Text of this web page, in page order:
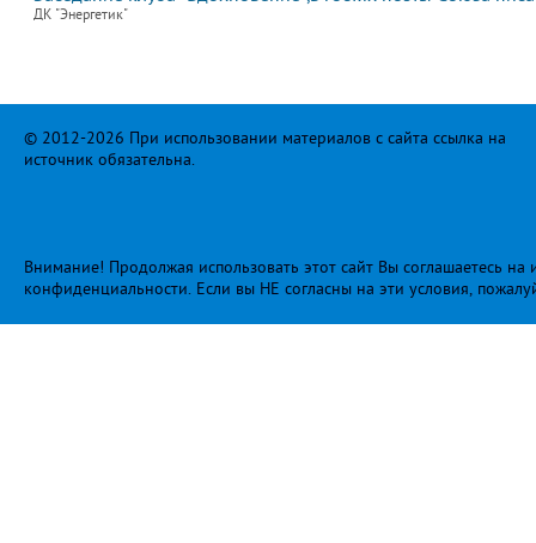
ДК "Энергетик"
© 2012-2026 При использовании материалов с сайта ссылка на
источник обязательна.
Внимание! Продолжая использовать этот сайт Вы соглашаетесь
конфиденциальности. Если вы НЕ согласны на эти условия,